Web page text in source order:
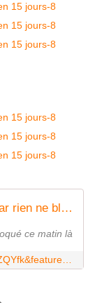
Goldwing Unsersbande direction Tomar rien ne bloque les goldwing 1
ce matin là